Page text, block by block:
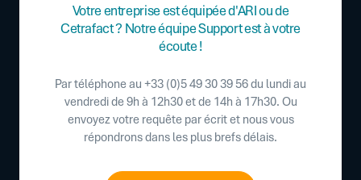
Votre entreprise est équipée d'ARI ou de
Cetrafact ? Notre équipe Support est à votre
écoute !
Par téléphone au +33 (0)5 49 30 39 56 du lundi au
vendredi de 9h à 12h30 et de 14h à 17h30. Ou
envoyez votre requête par écrit et nous vous
répondrons dans les plus brefs délais.